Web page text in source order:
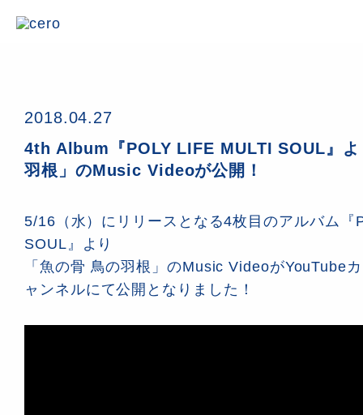
2018.04.27
4th Album『POLY LIFE MULTI SOUL』よ
羽根」のMusic Videoが公開！
5/16（水）にリリースとなる4枚目のアルバム『
SOUL』より
「魚の骨 鳥の羽根」のMusic VideoがYouTube
ャンネルにて公開となりました！